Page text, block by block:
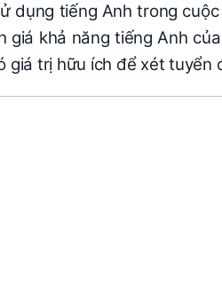
dụng tiếng Anh trong
giá khả năng tiếng Anh
giá trị hữu ích để xét tuyển